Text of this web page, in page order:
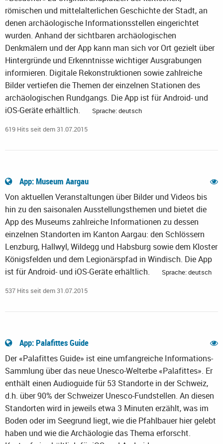
römischen und mittelalterlichen Geschichte der Stadt, an
denen archäologische Informationsstellen eingerichtet
wurden. Anhand der sichtbaren archäologischen
Denkmälern und der App kann man sich vor Ort gezielt über
Hintergründe und Erkenntnisse wichtiger Ausgrabungen
informieren. Digitale Rekonstruktionen sowie zahlreiche
Bilder vertiefen die Themen der einzelnen Stationen des
archäologischen Rundgangs. Die App ist für Android- und
iOS-Geräte erhältlich.
Sprache: deutsch
619 Hits seit dem 31.07.2015
App: Museum Aargau
Von aktuellen Veranstaltungen über Bilder und Videos bis
hin zu den saisonalen Ausstellungsthemen und bietet die
App des Museums zahlreiche Informationen zu dessen
einzelnen Standorten im Kanton Aargau: den Schlössern
Lenzburg, Hallwyl, Wildegg und Habsburg sowie dem Kloster
Königsfelden und dem Legionärspfad in Windisch. Die App
ist für Android- und iOS-Geräte erhältlich.
Sprache: deutsch
537 Hits seit dem 31.07.2015
App: Palafittes Guide
Der «Palafittes Guide» ist eine umfangreiche Informations-
Sammlung über das neue Unesco-Welterbe «Palafittes». Er
enthält einen Audioguide für 53 Standorte in der Schweiz,
d.h. über 90% der Schweizer Unesco-Fundstellen. An diesen
Standorten wird in jeweils etwa 3 Minuten erzählt, was im
Boden oder im Seegrund liegt, wie die Pfahlbauer hier gelebt
haben und wie die Archäologie das Thema erforscht.